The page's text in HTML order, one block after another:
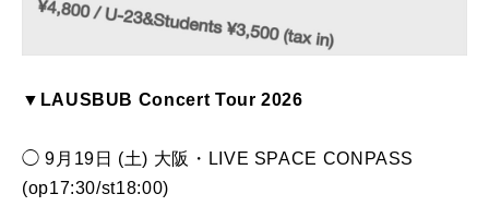
▼LAUSBUB Concert Tour 2026
◯ 9月19日 (土) 大阪・LIVE SPACE CONPASS
(op17:30/st18:00)